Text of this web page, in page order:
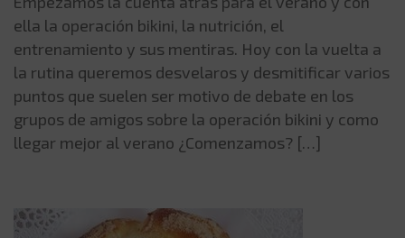
ella la operación bikini, la nutrición, el
entrenamiento y sus mentiras. Hoy con la vuelta a
la rutina queremos desvelaros y desmitificar varios
puntos que suelen ser motivo de debate en los
grupos de amigos sobre la operación bikini y como
llegar mejor al verano ¿Comenzamos? […]